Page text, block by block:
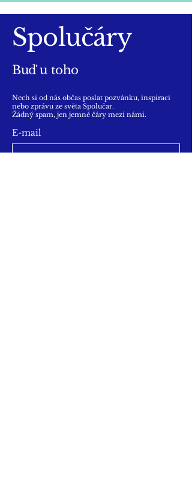
Spolučáry
Buď u toho
Nech si od nás občas poslat pozvánku, inspiraci
nebo zprávu ze světa Spolučar.
Žádný spam, jen jemné čáry mezi námi.
E-mail